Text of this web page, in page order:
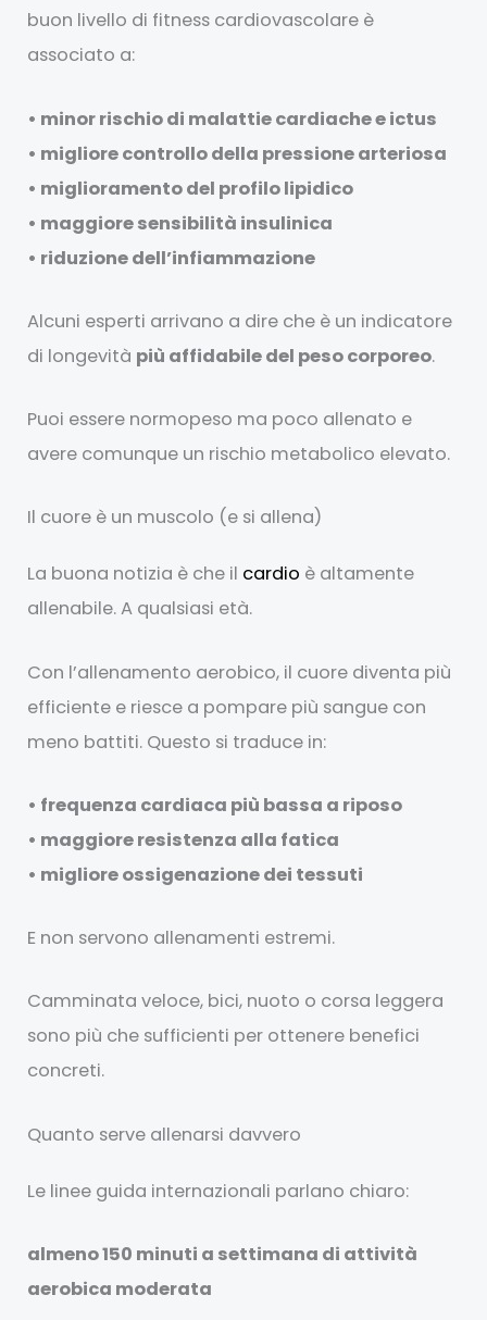
buon livello di fitness cardiovascolare è
associato a:
• minor rischio di malattie cardiache e ictus
• migliore controllo della pressione arteriosa
• miglioramento del profilo lipidico
• maggiore sensibilità insulinica
• riduzione dell’infiammazione
Alcuni esperti arrivano a dire che è un indicatore
di longevità più affidabile del peso corporeo.
Puoi essere normopeso ma poco allenato e
avere comunque un rischio metabolico elevato.
Il cuore è un muscolo (e si allena)
La buona notizia è che il cardio è altamente
allenabile. A qualsiasi età.
Con l’allenamento aerobico, il cuore diventa più
efficiente e riesce a pompare più sangue con
meno battiti. Questo si traduce in:
• frequenza cardiaca più bassa a riposo
• maggiore resistenza alla fatica
• migliore ossigenazione dei tessuti
E non servono allenamenti estremi.
Camminata veloce, bici, nuoto o corsa leggera
sono più che sufficienti per ottenere benefici
concreti.
Quanto serve allenarsi davvero
Le linee guida internazionali parlano chiaro:
almeno 150 minuti a settimana di attività
aerobica moderata